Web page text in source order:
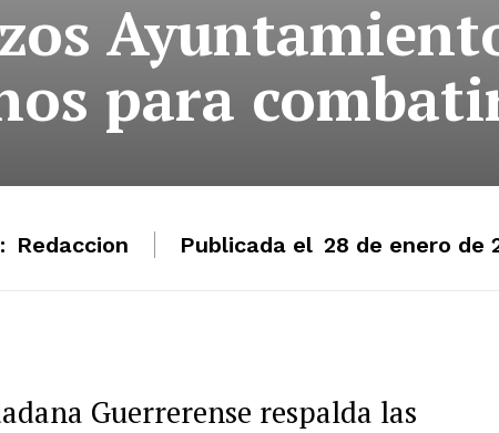
para
Redaccion Publicada el 28 de enero de
Guerrerense respalda las